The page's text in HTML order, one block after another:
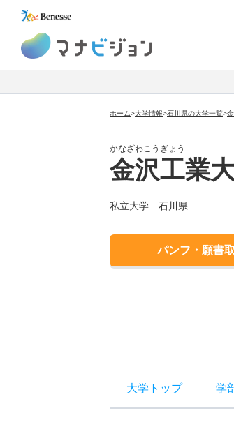
ホーム>大学情報>石川県の大学一覧>
かなざわこうぎょう
金沢工業
私立大学 石川県
パンフ・願書
大学トップ 学